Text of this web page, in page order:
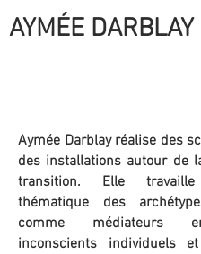
AYMÉE DARBLAY
Aymée Darblay réalise des
des installations autour de
transition. Elle
thématique des
comme médiateurs
inconscients individuels